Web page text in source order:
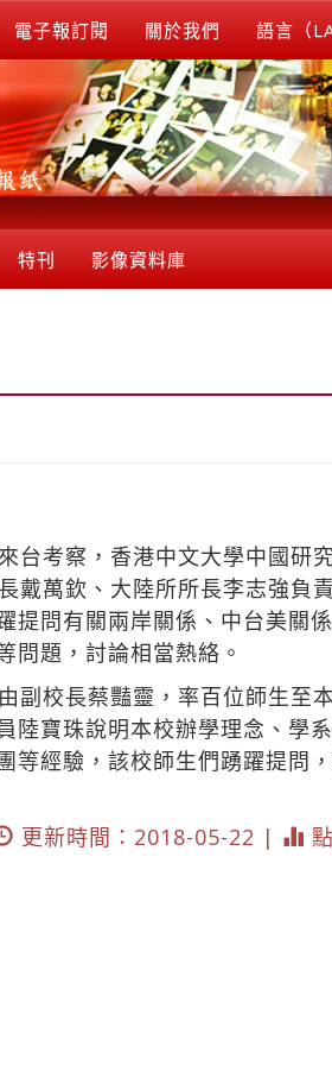
電子報訂閱 關於我們 語言（
特刊 影像資料庫
台考察，香港中文大學中國研
萬欽、大陸所所長李志強負
問有關兩岸關係、中台美關
問題，討論相當熱絡。
副校長蔡豔靈，率百位師生至
寶珠說明本校辦學理念、學
經驗，該校師生們踴躍提問
更新時間：2018-05-22 |